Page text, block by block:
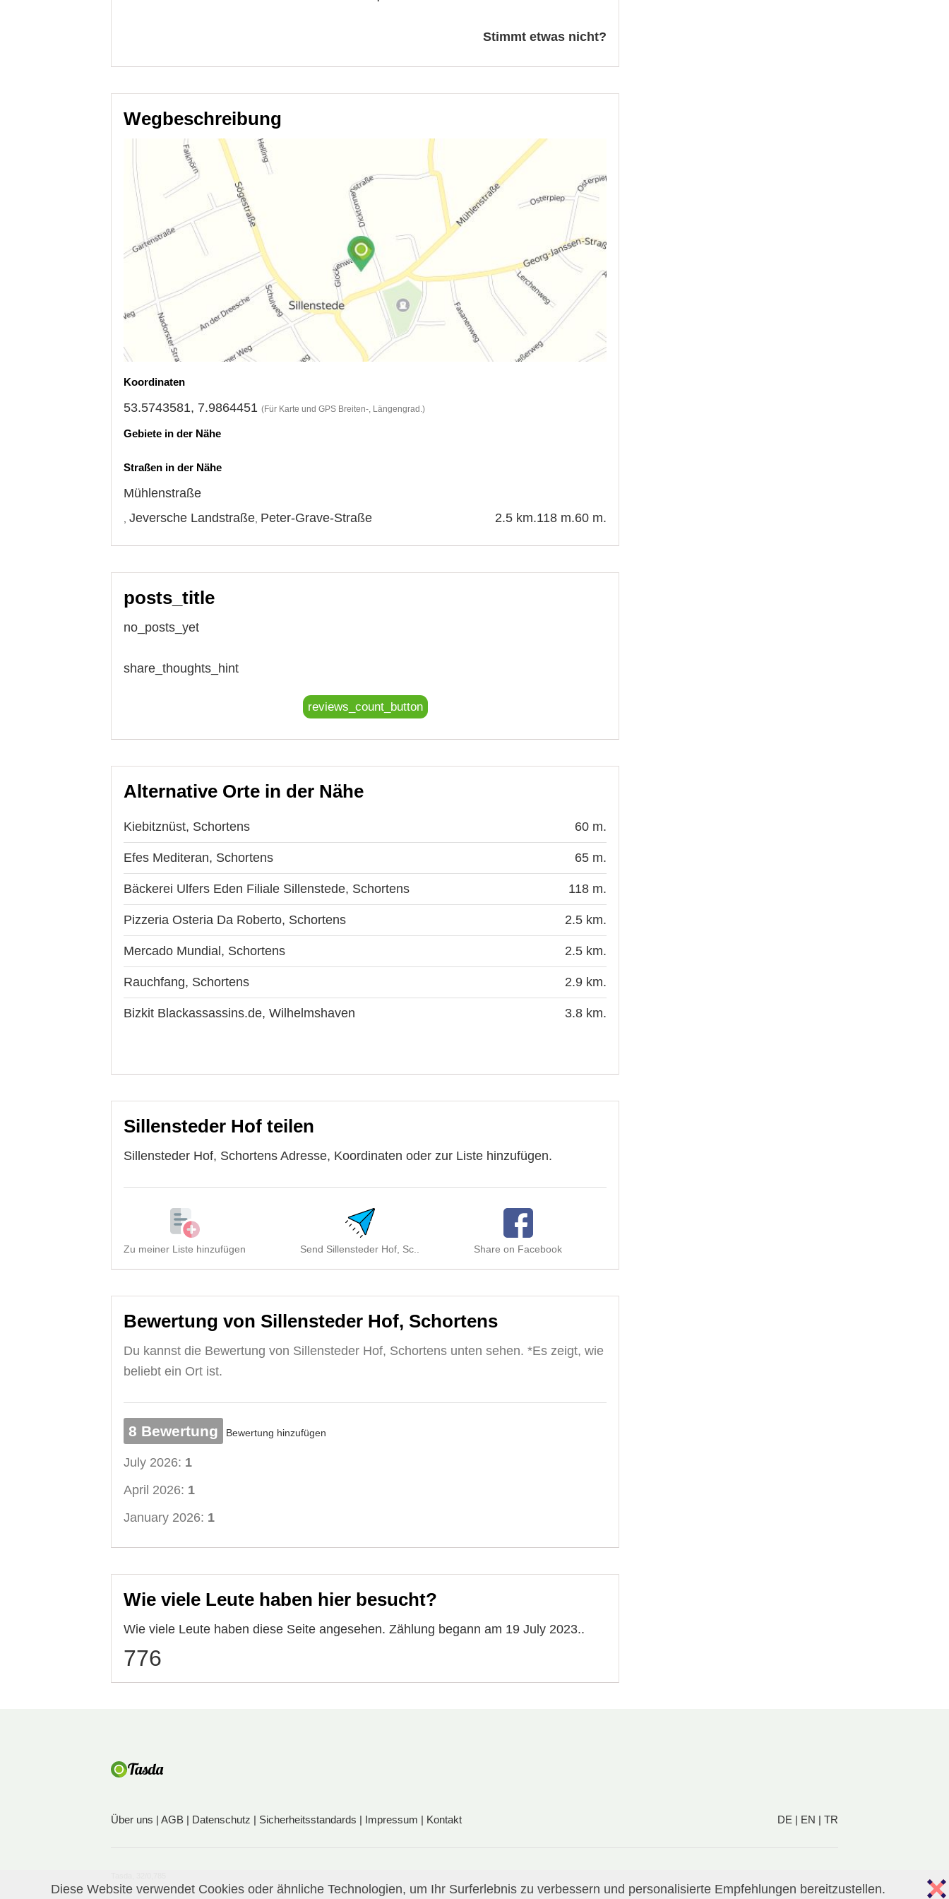
Stimmt etwas nicht?
Wegbeschreibung
Koordinaten
53.5743581, 7.9864451 (Für Karte und GPS Breiten-, Längengrad.)
Gebiete in der Nähe
Straßen in der Nähe
Mühlenstraße
60 m.
Jeversche Landstraße 118 m.
Peter-Grave-Straße 2.5 km.
posts_title
no_posts_yet
share_thoughts_hint
reviews_count_button
Alternative Orte in der Nähe
Kiebitznüst, Schortens 60 m.
Efes Mediteran, Schortens 65 m.
Bäckerei Ulfers Eden Filiale Sillenstede, Schortens 118 m.
Pizzeria Osteria Da Roberto, Schortens 2.5 km.
Mercado Mundial, Schortens 2.5 km.
Rauchfang, Schortens 2.9 km.
Bizkit Blackassassins.de, Wilhelmshaven 3.8 km.
Sillensteder Hof teilen
Sillensteder Hof, Schortens Adresse, Koordinaten oder zur Liste hinzufügen.
Zu meiner Liste hinzufügen Send Sillensteder Hof, Sc.. Share on Facebook
Bewertung von Sillensteder Hof, Schortens
Du kannst die Bewertung von Sillensteder Hof, Schortens unten sehen. *Es zeigt, wie
beliebt ein Ort ist.
8 Bewertung Bewertung hinzufügen
July 2026: 1
April 2026: 1
January 2026: 1
Wie viele Leute haben hier besucht?
Wie viele Leute haben diese Seite angesehen. Zählung begann am 19 July 2023..
776
Über uns | AGB | Datenschutz | Sicherheitsstandards | Impressum | Kontakt DE | EN | TR
Diese Website verwendet Cookies oder ähnliche Technologien, um Ihr Surferlebnis zu verbessern und personalisierte Empfehlungen bereitzustellen.